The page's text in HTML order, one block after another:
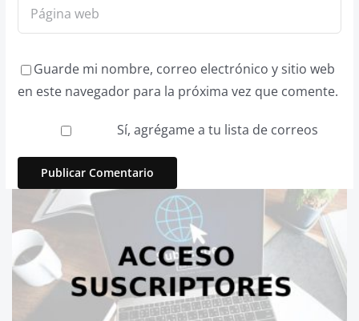
Guarde mi nombre, correo electrónico y sitio web
en este navegador para la próxima vez que comente.
Sí, agrégame a tu lista de correos